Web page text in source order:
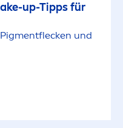
up-Tipps für
mentflecken und